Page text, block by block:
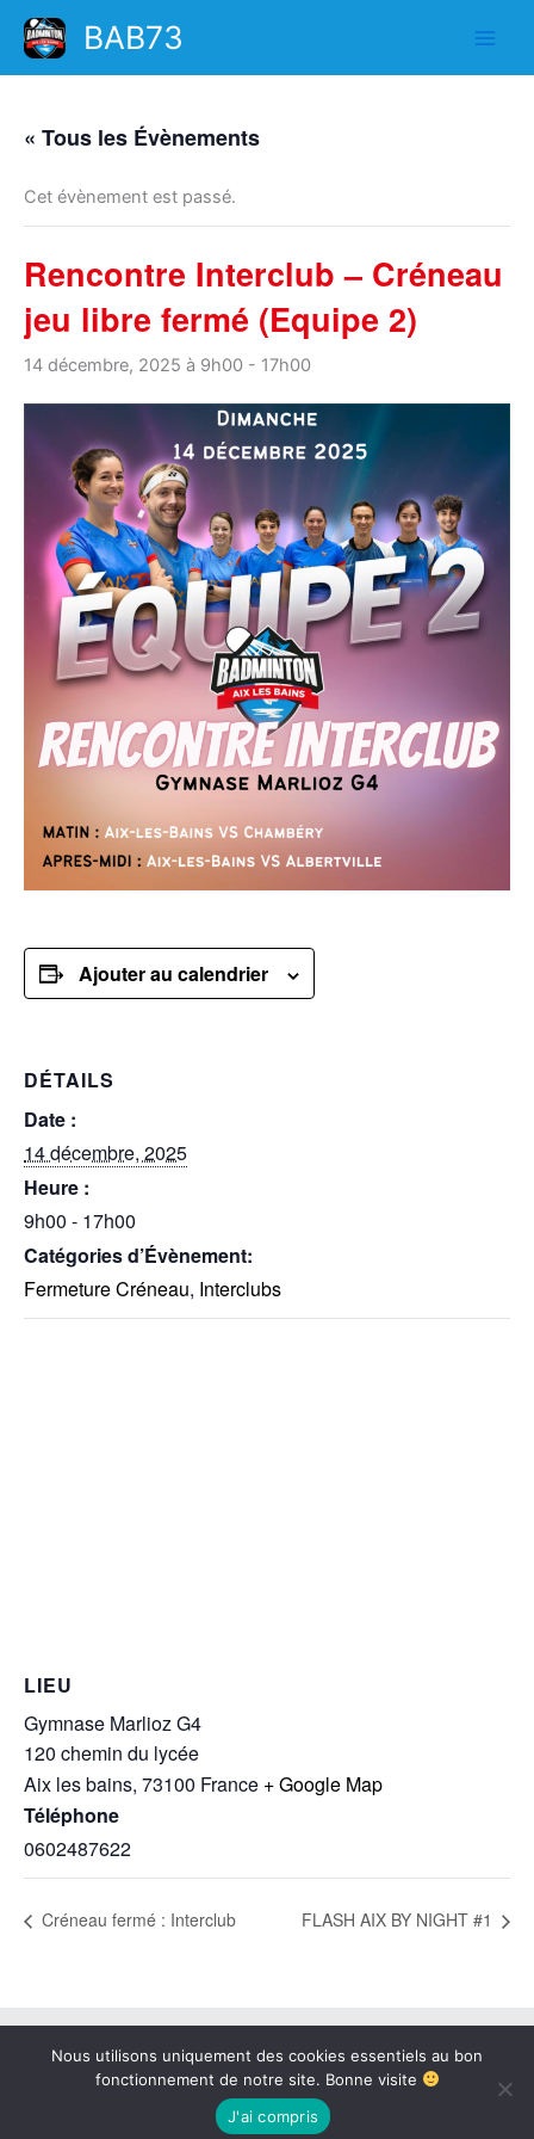
Aller
contenu
BAB73
« Tous les Évènements
Cet évènement est passé.
Rencontre Interclub – Créneau
jeu libre fermé (Equipe 2)
14 décembre, 2025 à 9h00 - 17h00
Ajouter au calendrier
DÉTAILS
Date :
14 décembre, 2025
Heure :
9h00 - 17h00
Catégories d’Évènement:
Fermeture Créneau, Interclubs
LIEU
Gymnase Marlioz G4
120 chemin du lycée
Aix les bains, 73100 France + Google Map
Téléphone
0602487622
Créneau fermé : Interclub FLASH AIX BY NIGHT #1
Copyright © 2026 BAB73 | Propulsé par Thème WordPress Astra
Nous utilisons uniquement des cookies essentiels au bon
fonctionnement de notre site. Bonne visite
J'ai compris